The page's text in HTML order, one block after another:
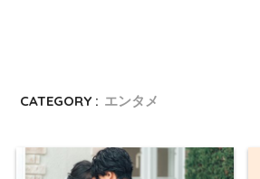
CATEGORY : エンタメ